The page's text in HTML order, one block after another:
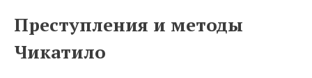
Преступления и методы
Чикатило